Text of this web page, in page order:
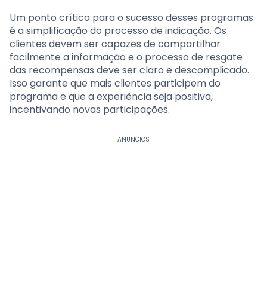
Um ponto crítico para o sucesso desses programas
é a simplificação do processo de indicação. Os
clientes devem ser capazes de compartilhar
facilmente a informação e o processo de resgate
das recompensas deve ser claro e descomplicado.
Isso garante que mais clientes participem do
programa e que a experiência seja positiva,
incentivando novas participações.
ANÚNCIOS